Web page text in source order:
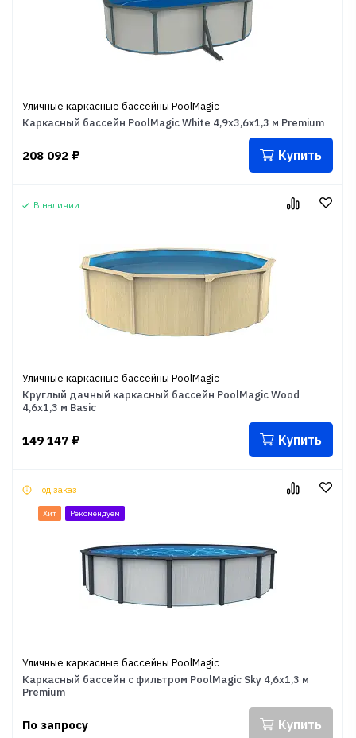
Уличные каркасные бассейны PoolMagic
Каркасный бассейн PoolMagic White 4,9x3,6x1,3 м Premium
208 092 ₽ Купить
В наличии
Уличные каркасные бассейны PoolMagic
Круглый дачный каркасный бассейн PoolMagic Wood
4,6х1,3 м Basic
149 147 ₽ Купить
Под заказ
Хит Рекомендуем
Уличные каркасные бассейны PoolMagic
Каркасный бассейн с фильтром PoolMagic Sky 4,6x1,3 м
Premium
По запросу Купить